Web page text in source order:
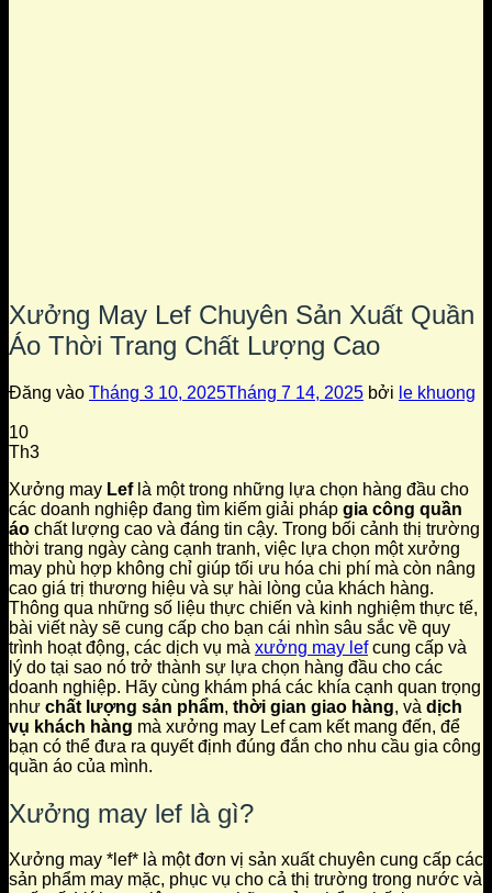
Xưởng May Lef Chuyên Sản Xuất Quần
Áo Thời Trang Chất Lượng Cao
Đăng vào Tháng 3 10, 2025Tháng 7 14, 2025 bởi le khuong
10
Th3
Xưởng may Leflà một trong những lựa chọn hàng đầu cho
các doanh nghiệp đang tìm kiếm giải pháp gia công quần
áo chất lượng cao và đáng tin cậy. Trong bối cảnh thị trường
thời trang ngày càng cạnh tranh, việc lựa chọn một xưởng
may phù hợp không chỉ giúp tối ưu hóa chi phí mà còn nâng
cao giá trị thương hiệu và sự hài lòng của khách hàng.
Thông qua những số liệu thực chiến và kinh nghiệm thực tế,
bài viết này sẽ cung cấp cho bạn cái nhìn sâu sắc về quy
trình hoạt động, các dịch vụ mà xưởng may lefcung cấp và
lý do tại sao nó trở thành sự lựa chọn hàng đầu cho các
doanh nghiệp. Hãy cùng khám phá các khía cạnh quan trọng
như chất lượng sản phẩm, thời gian giao hàng, và dịch
vụ khách hàng mà xưởng may Lef cam kết mang đến, để
bạn có thể đưa ra quyết định đúng đắn cho nhu cầu gia công
quần áo của mình.
Xưởng may lef là gì?
Xưởng may *lef* là một đơn vị sản xuất chuyên cung cấp các
sản phẩm may mặc, phục vụ cho cả thị trường trong nước và